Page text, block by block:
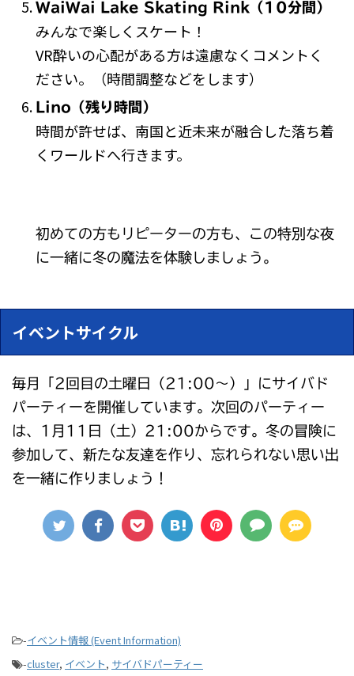
WaiWai Lake Skating Rink（10分間）
みんなで楽しくスケート！
VR酔いの心配がある方は遠慮なくコメントく
ださい。（時間調整などをします）
Lino（残り時間）
時間が許せば、南国と近未来が融合した落ち着
くワールドへ行きます。
初めての方もリピーターの方も、この特別な夜
に一緒に冬の魔法を体験しましょう。
イベントサイクル
毎月「2回目の土曜日（21:00～）」にサイバド
パーティーを開催しています。次回のパーティー
は、1月11日（土）21:00からです。冬の冒険に
参加して、新たな友達を作り、忘れられない思い出
を一緒に作りましょう！
-イベント情報 (Event Information)
-cluster, イベント, サイバドパーティー